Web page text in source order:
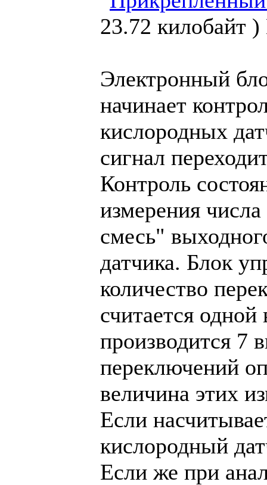
23.72 килобайт )
Электронный
начинает
кислородных
сигнал
Контроль
измерения
смесь"
датчика. Блок
количество
считается
производится 7
переключений
величина этих
Если
кислородный
Если же при